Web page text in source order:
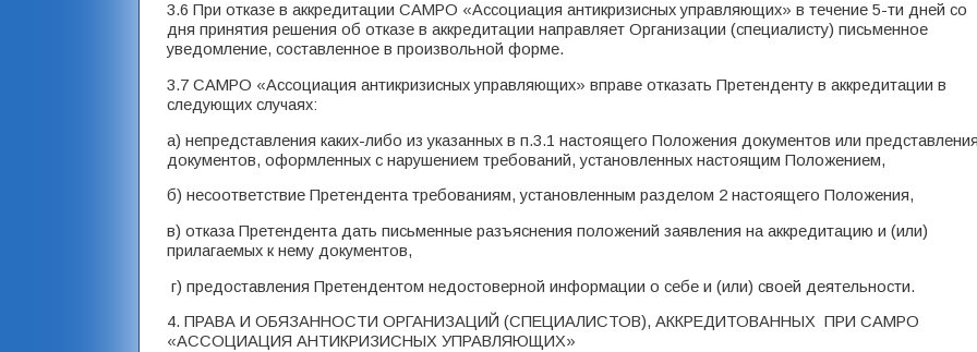
3.6 При отказе в аккредитации САМРО «Ассоциация антикризисных управляющих» в течение 5-ти дней со
дня принятия решения об отказе в аккредитации направляет Организации (специалисту) письменное
уведомление, составленное в произвольной форме.
3.7 САМРО «Ассоциация антикризисных управляющих» вправе отказать Претенденту в аккредитации в
следующих случаях:
а) непредставления каких-либо из указанных в п.3.1 настоящего Положения документов или
документов, оформленных с нарушением требований, установленных настоящим Положением,
б) несоответствие Претендента требованиям, установленным разделом 2 настоящего Положения,
в) отказа Претендента дать письменные разъяснения положений заявления на аккредитацию и (или)
прилагаемых к нему документов,
г) предоставления Претендентом недостоверной информации о себе и (или) своей деятельности.
4. ПРАВА И ОБЯЗАННОСТИ ОРГАНИЗАЦИЙ (СПЕЦИАЛИСТОВ), АККРЕДИТОВАННЫХ ПРИ САМРО
«АССОЦИАЦИЯ АНТИКРИЗИСНЫХ УПРАВЛЯЮЩИХ»